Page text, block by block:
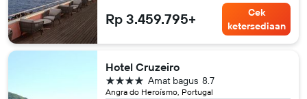
Rp 3.459.795+
Cek
ketersediaan
Hotel Cruzeiro
Angra do Heroísmo, Portugal
8.7
Amat bagus
bintang 4